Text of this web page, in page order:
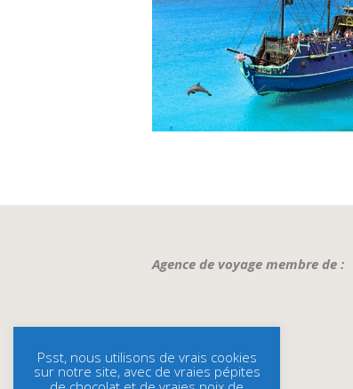
Agence de voyage membre de :
Psst, nous utilisons de vrais cookies
sur notre site, avec de vraies pépites